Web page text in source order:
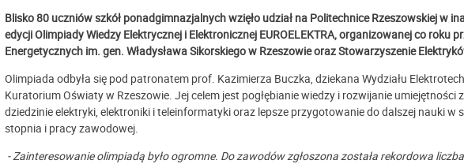
Blisko 80 uczniów szkół ponadgimnazjalnych wzięło udział na Politechnice Rzeszowskiej w
edycjiOlimpiady Wiedzy Elektrycznej i Elektronicznej EUROELEKTRA,organizowanej co roku
Energetycznych im. gen. Władysława Sikorskiego w Rzeszowie oraz Stowarzyszenie
Olimpiada odbyła się pod patronatem prof. Kazimierza Buczka, dziekana Wydziału
Kuratorium Oświaty w Rzeszowie. Jej celem jest pogłębianie wiedzy i rozwijanie
dziedzinie elektryki, elektroniki i teleinformatyki oraz lepsze przygotowanie do dalszej nauki w
stopnia i pracy zawodowej.
- Zainteresowanie olimpiadą było ogromne. Do zawodów zgłoszona została rekordowa